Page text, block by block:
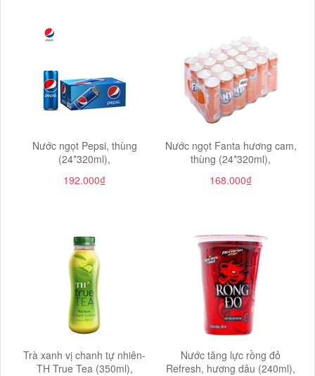
Nước ngọt Pepsi, thùng
(24*320ml),
192.000₫
Nước ngọt Fanta hương cam,
thùng (24*320ml),
168.000₫
Trà xanh vị chanh tự nhiên-
TH True Tea (350ml),
Nước tăng lực rồng đỏ
Refresh, hương dâu (240ml),